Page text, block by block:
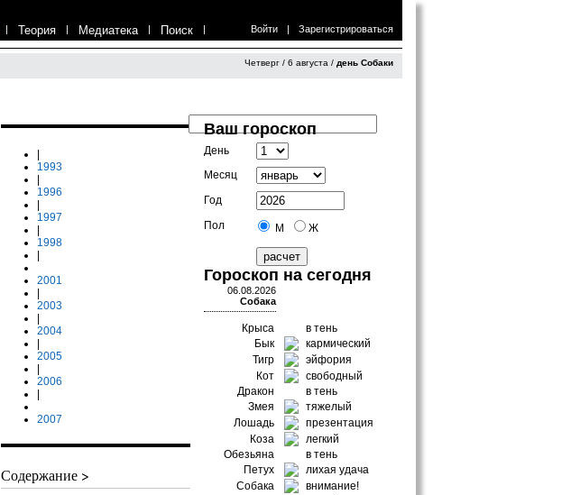
| Теория | Медиатека | Поиск | Войти | Зарегистрироваться
Четверг / 6 августа / день Собаки
1993
1996
1997
1998
2001
2003
2004
2005
2006
2007
Содержание >
Ваш гороскоп
День
Месяц
Год
Пол
М Ж
Гороскоп на сегодня
06.08.2026
Собака
Крыса
в тень
Бык
кармический
Тигр
эйфория
Кот
свободный
Дракон
в тень
Змея
тяжелый
Лошадь
презентация
Коза
легкий
Обезьяна
в тень
Петух
лихая удача
Собака
внимание!